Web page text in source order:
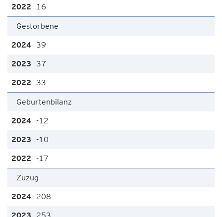
16
Gestorbene
39
37
33
Geburtenbilanz
-12
-10
-17
Zuzug
208